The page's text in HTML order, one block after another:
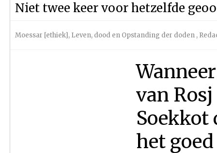
Niet twee keer voor hetzelfde
Moessar [ethiek], Leven, dood en Opstanding der doden ,
van
Soekkot
het